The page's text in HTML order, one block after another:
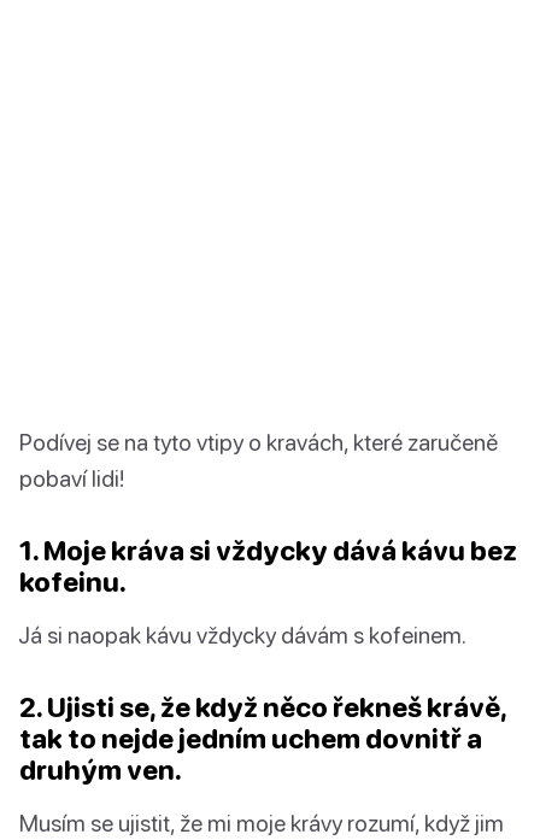
Podívej se na tyto vtipy o kravách, které zaručeně
pobaví lidi!
1. Moje kráva si vždycky dává kávu bez
kofeinu.
Já si naopak kávu vždycky dávám s kofeinem.
2. Ujisti se, že když něco řekneš krávě,
tak to nejde jedním uchem dovnitř a
druhým ven.
Musím se ujistit, že mi moje krávy rozumí, když jim